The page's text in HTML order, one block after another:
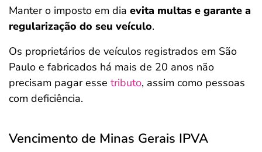
Manter o imposto em dia evita multas e garante a
regularização do seu veículo.
Os proprietários de veículos registrados em São
Paulo e fabricados há mais de 20 anos não
precisam pagar esse tributo, assim como pessoas
com deficiência.
Vencimento de Minas Gerais IPVA